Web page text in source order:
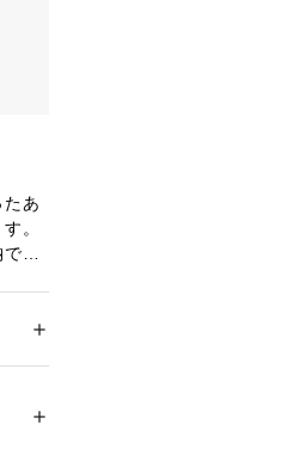
あ
。
き
素系